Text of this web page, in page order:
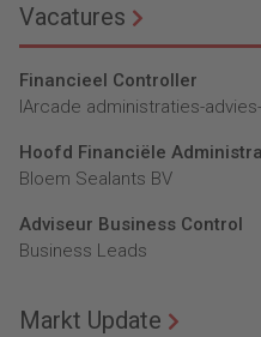
Vacatures
Financieel Controller
lArcade administraties-
Hoofd Financiële
Bloem Sealants BV
Adviseur Business Control
Business Leads
Markt Update